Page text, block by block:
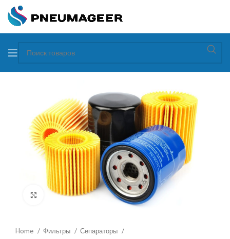
Увеличить
Home Фильтры
Сепараторы